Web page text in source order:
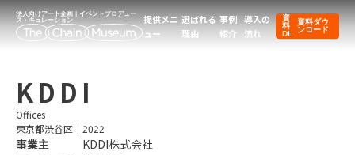
法人向けアート企画｜イベントプロデュー
ス・キュレーション
提供メニ
ュー
選ばれる
理由
事例
紹介
導入の
流れ
資
料
DL
資料ダウ
ンロード
KDDI
Offices
東京都渋谷区 ｜ 2022
事業主
KDDI株式会社